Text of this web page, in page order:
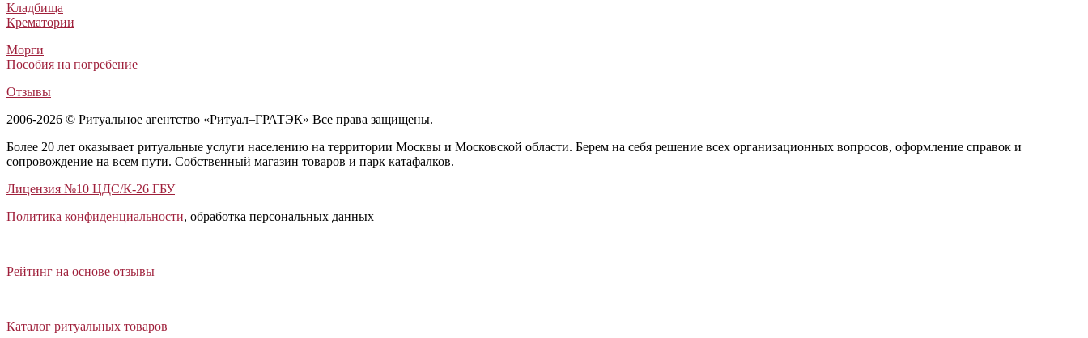
Кладбища
Крематории
Морги
Пособия на погребение
Отзывы
2006-2026 © Ритуальное агентство «Ритуал–ГРАТЭК» Все права защищены.
Более 20 лет оказывает ритуальные услуги населению на территории Москвы и Московской области. Берем на себя решение всех организационных вопросов, оформление справок и
сопровождение на всем пути. Собственный магазин товаров и парк катафалков.
Лицензия №10 ЦДС/К-26 ГБУ
Политика конфиденциальности, обработка персональных данных
Рейтинг на основе отзывы
Каталог ритуальных товаров